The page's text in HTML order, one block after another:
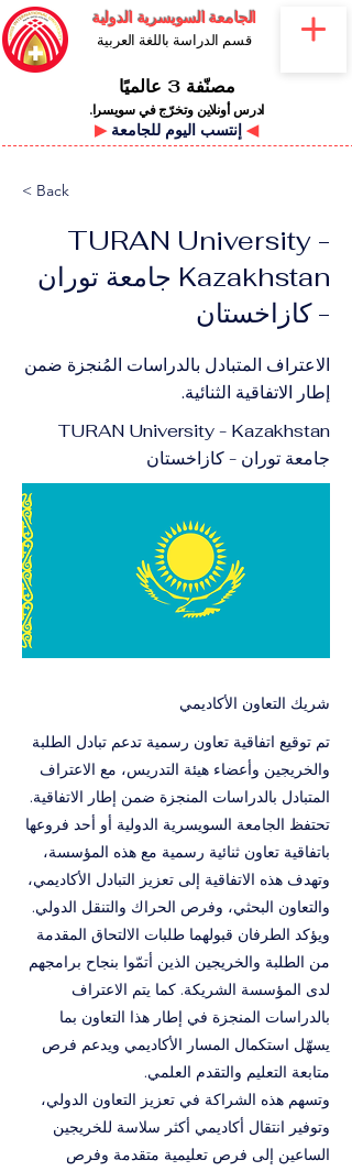
الجامعة السويسرية الدولية
قسم الدراسة باللغة العربية
مصنّفة 3 عالميًا
ادرس أونلاين وتخرّج في سويسرا.
▶ ◀
< Back
TURAN University -
Kazakhstan جامعة توران
- كازاخستان
الاعتراف المتبادل بالدراسات المُنجزة ضمن
إطار الاتفاقية الثنائية.
TURAN University - Kazakhstan
جامعة توران - كازاخستان
شريك التعاون الأكاديمي
تم توقيع اتفاقية تعاون رسمية تدعم تبادل الطلبة
والخريجين وأعضاء هيئة التدريس، مع الاعتراف
المتبادل بالدراسات المنجزة ضمن إطار الاتفاقية.
تحتفظ الجامعة السويسرية الدولية أو أحد فروعها
باتفاقية تعاون ثنائية رسمية مع هذه المؤسسة،
وتهدف هذه الاتفاقية إلى تعزيز التبادل الأكاديمي،
والتعاون البحثي، وفرص الحراك والتنقل الدولي.
ويؤكد الطرفان قبولهما طلبات الالتحاق المقدمة
من الطلبة والخريجين الذين أتمّوا بنجاح برامجهم
لدى المؤسسة الشريكة. كما يتم الاعتراف
بالدراسات المنجزة في إطار هذا التعاون بما
يسهّل استكمال المسار الأكاديمي ويدعم فرص
متابعة التعليم والتقدم العلمي.
وتسهم هذه الشراكة في تعزيز التعاون الدولي،
وتوفير انتقال أكاديمي أكثر سلاسة للخريجين
الساعين إلى فرص تعليمية متقدمة وفرص